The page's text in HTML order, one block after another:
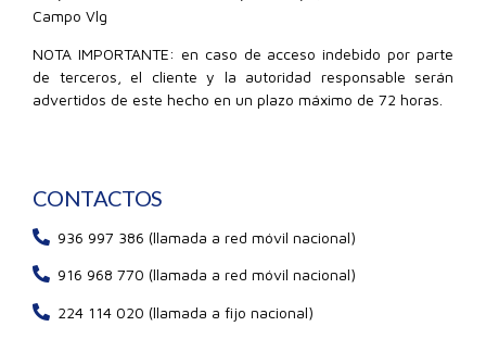
Campo Vlg
NOTA IMPORTANTE: en caso de acceso indebido por parte
de terceros, el cliente y la autoridad responsable serán
advertidos de este hecho en un plazo máximo de 72 horas.
CONTACTOS
936 997 386 (llamada a red móvil nacional)
916 968 770 (llamada a red móvil nacional)
224 114 020 (llamada a fijo nacional)